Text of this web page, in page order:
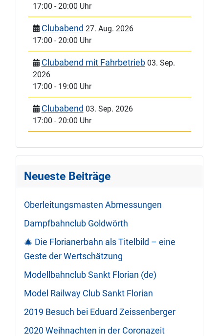
17:00 -20:00 Uhr
Clubabend 27. Aug. 2026
17:00 -20:00 Uhr
Clubabend mit Fahrbetrieb 03. Sep.
2026
17:00 - 19:00 Uhr
Clubabend 03. Sep. 2026
17:00 -20:00 Uhr
Neueste Beiträge
Oberleitungsmasten Abmessungen
Dampfbahnclub Goldwörth
🎄 Die Florianerbahn als Titelbild – eine
Geste der Wertschätzung
Modellbahnclub Sankt Florian (de)
Model Railway Club Sankt Florian
2019 Besuch bei Eduard Zeissenberger
2020 Weihnachten in der Coronazeit